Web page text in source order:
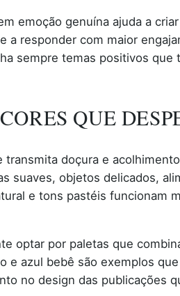
emoção genuína ajuda a
a responder com maior
sempre temas positivos
QUE
transmita doçura e
suaves, objetos delicados,
e tons pastéis funcionam
optar por paletas que
e azul bebê são exemplos
no design das